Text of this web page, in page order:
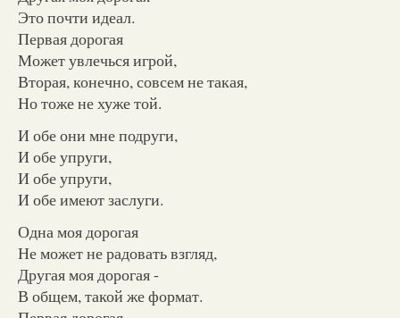
Это почти идеал.
Первая дорогая
Может увлечься игрой,
Вторая, конечно, совсем не такая,
Но тоже не хуже той.
И обе они мне подруги,
И обе упруги,
И обе упруги,
И обе имеют заслуги.
Одна моя дорогая
Не может не радовать взгляд,
Другая моя дорогая -
В общем, такой же формат.